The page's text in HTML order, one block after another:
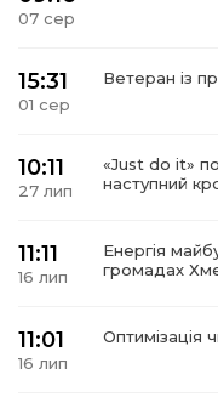
07 сер
15:31
01 сер
Ветеран із
10:11
27 лип
«Just do it»
наступний
11:11
16 лип
Енергія
громадах
11:01
16 лип
Оптимізація